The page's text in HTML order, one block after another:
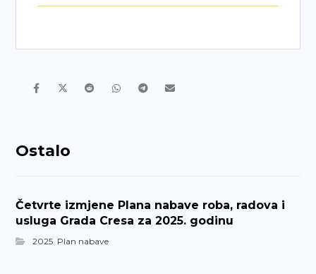
Ostalo
Četvrte izmjene Plana nabave roba, radova i
usluga Grada Cresa za 2025. godinu
2025, Plan nabave